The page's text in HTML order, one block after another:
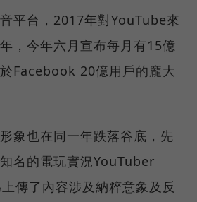
平台，2017年對YouTube來
，今年六月宣布每月有15億
Facebook 20億用戶的龐大
象也在同一年跌落谷底，先
名的電玩實況YouTuber
傳了內容涉及納粹意象及反